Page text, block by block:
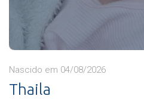
Nascido em 04/08/2026
Thaila